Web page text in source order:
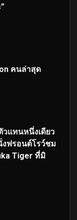
คนล่าสุด
แทนหนึ่งเดียว
งฟรอนต์โรว์ชม
Tiger ที่มิ